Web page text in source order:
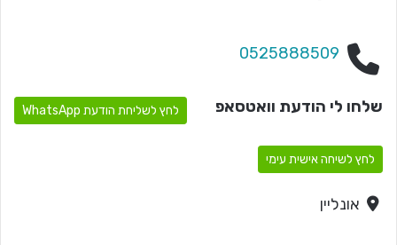
0525888509
שלחו לי הודעת וואטסאפ לחץ לשליחת הודעת WhatsApp
לחץ לשיחה אישית עימי
אונליין